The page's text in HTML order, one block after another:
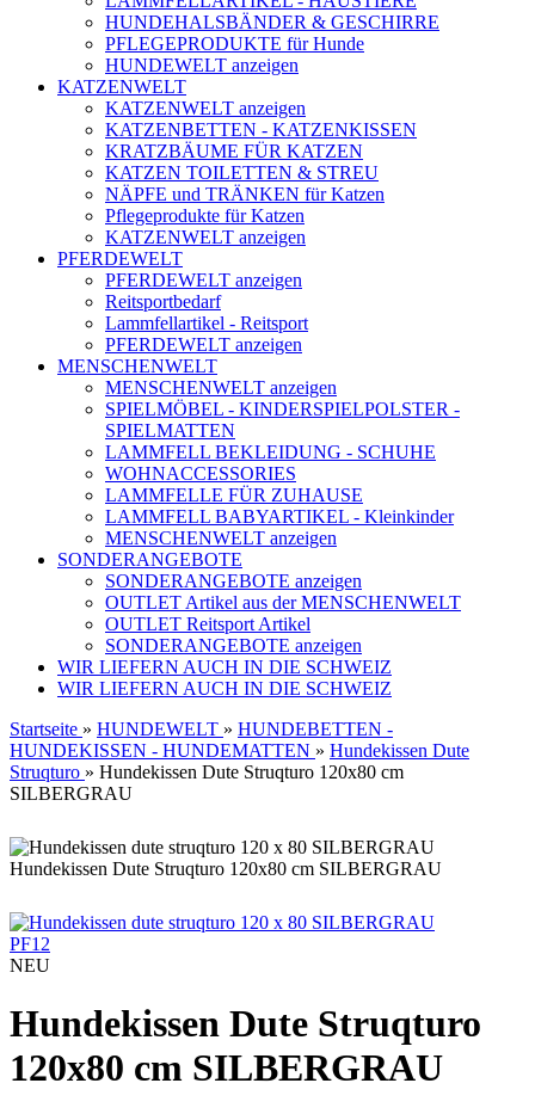
HUNDEHALSBÄNDER & GESCHIRRE
PFLEGEPRODUKTE für Hunde
HUNDEWELT anzeigen
KATZENWELT
KATZENWELT anzeigen
KATZENBETTEN - KATZENKISSEN
KRATZBÄUME FÜR KATZEN
KATZEN TOILETTEN & STREU
NÄPFE und TRÄNKEN für Katzen
Pflegeprodukte für Katzen
KATZENWELT anzeigen
PFERDEWELT
PFERDEWELT anzeigen
Reitsportbedarf
Lammfellartikel - Reitsport
PFERDEWELT anzeigen
MENSCHENWELT
MENSCHENWELT anzeigen
SPIELMÖBEL - KINDERSPIELPOLSTER -
SPIELMATTEN
LAMMFELL BEKLEIDUNG - SCHUHE
WOHNACCESSORIES
LAMMFELLE FÜR ZUHAUSE
LAMMFELL BABYARTIKEL - Kleinkinder
MENSCHENWELT anzeigen
SONDERANGEBOTE
SONDERANGEBOTE anzeigen
OUTLET Artikel aus der MENSCHENWELT
OUTLET Reitsport Artikel
SONDERANGEBOTE anzeigen
WIR LIEFERN AUCH IN DIE SCHWEIZ
WIR LIEFERN AUCH IN DIE SCHWEIZ
Startseite » HUNDEWELT » HUNDEBETTEN -
HUNDEKISSEN - HUNDEMATTEN » Hundekissen Dute
Struqturo » Hundekissen Dute Struqturo 120x80 cm
SILBERGRAU
Hundekissen Dute Struqturo 120x80 cm SILBERGRAU
PF12
NEU
Hundekissen Dute Struqturo
120x80 cm SILBERGRAU